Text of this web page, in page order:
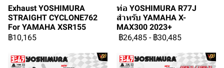
Exhaust YOSHIMURA
STRAIGHT CYCLONE762
For YAMAHA XSR155
฿10,165
ท่อ YOSHIMURA R77J
สำหรับ YAMAHA X-
MAX300 2023+
฿26,485 - ฿30,485